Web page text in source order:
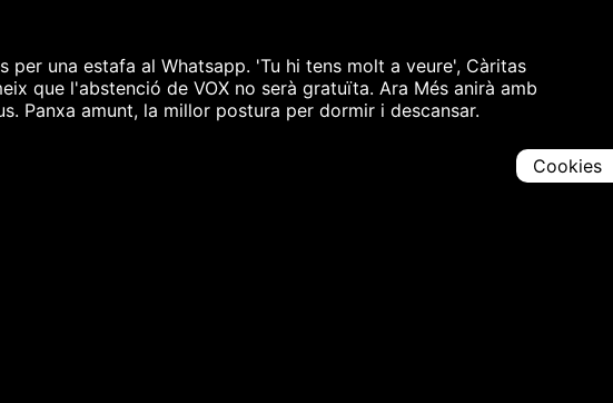
una estafa al Whatsapp. 'Tu hi tens molt a veure', Càritas
que l'abstenció de VOX no serà gratuïta. Ara Més anirà amb
Panxa amunt, la millor postura per dormir i descansar.
Cookies